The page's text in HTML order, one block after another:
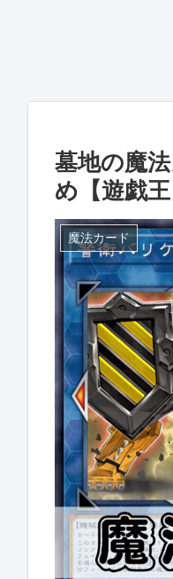
墓地の魔
め【遊戯王
魔法カード